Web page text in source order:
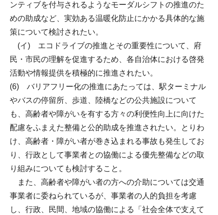
ンティブを付与されるようなモーダルシフトの推進のた
めの助成など、実効ある温暖化防止にかかる具体的な施
策について検討されたい。
(イ) エコドライブの推進とその重要性について、府
民・市民の理解を促進するため、各自治体における啓発
活動や情報提供を積極的に推進されたい。
(6) バリアフリー化の推進にあたっては、駅ターミナル
やバスの停留所、歩道、陸橋などの公共施設について
も、高齢者や障がいを有する方々の利便性向上に向けた
配慮をふまえた整備と公的助成を推進されたい。とりわ
け、高齢者・障がい者が巻き込まれる事故も発生してお
り、行政として事業者との協働による優先整備などの取
り組みについても検討すること。
また、高齢者や障がい者の方への介助については交通
事業者に委ねられているが、事業者の人的負担を考慮
し、行政、民間、地域の協働による「社会全体で支えて